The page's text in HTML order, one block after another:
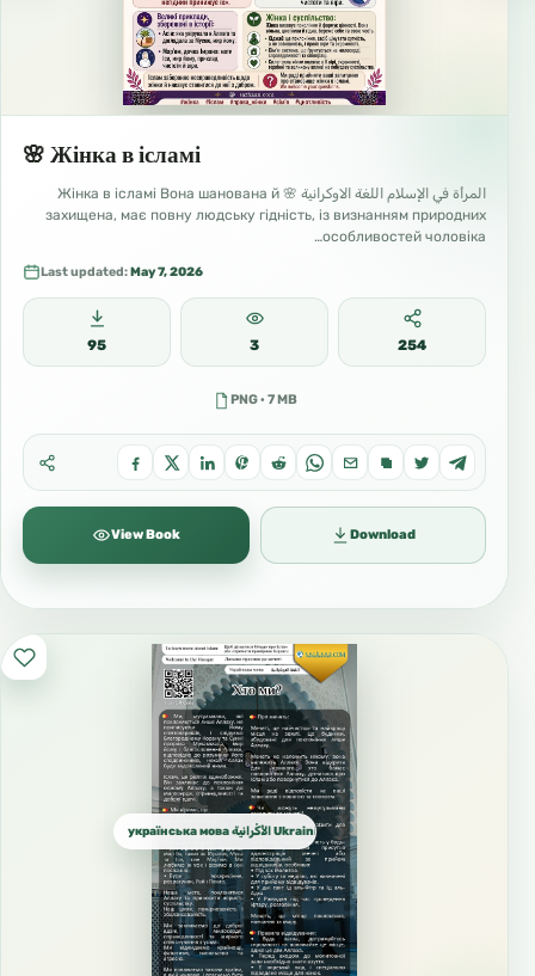
🌸 Жінка в ісламі
المرأة في الإسلام اللغة الاوكرانية 🌸 Жінка в ісламі Вона шанована й
захищена, має повну людську гідність, із визнанням природних
особливостей чоловіка…
Last updated:May 7, 2026
95 3 254
PNG · 7 MB
View Book Download
українська мова الأُكْرانية Ukrainian الأوكرانية